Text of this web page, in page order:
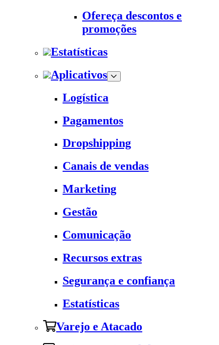
Ofereça descontos e
promoções
Estatísticas
Aplicativos
Logística
Pagamentos
Dropshipping
Canais de vendas
Marketing
Gestão
Comunicação
Recursos extras
Segurança e confiança
Estatísticas
Varejo e Atacado